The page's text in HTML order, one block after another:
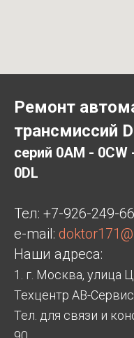
Ремонт
трансмиссий
серий 0AM - 0CW
0DL
Тел: +7-926-249-
e-mail:
Наши адреса:
1. г. Москва, улица
Техцентр АВ-Сервис
Тел. для связи и